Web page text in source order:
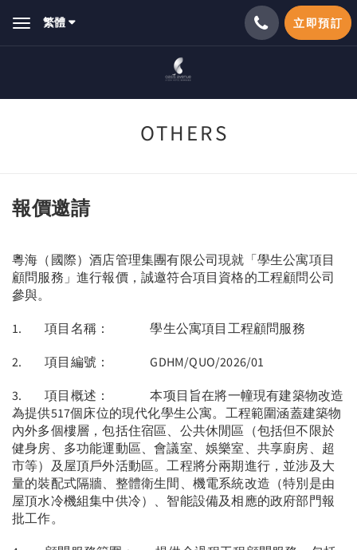
Toggle繁體 立即預訂
OTHERS
報價邀請
粵海（國際）酒店管理集團有限公司現就「學生公寓項目
顧問服務」進行報價，誠邀符合項目資格的工程顧問公司
參與。
1. 項目名稱： 學生公寓項目工程顧問服務
2. 項目編號： GDHM/QUO/2026/01
3. 項目概述： 本项目旨在將一幢現有建築物改造
為提供517個床位的現代化學生公寓。工程範圍涵蓋建築物
內外多個樓層，包括住宿區、公共休閒區（包括但不限於
健身房、多功能運動區、會議室、娛樂室、共享廚房、超
市等）及屋頂戶外活動區。工程將分兩期進行，並涉及大
量的裝配式隔牆、整體衛生間、機電系統改造（特別是由
屋頂水冷機組集中供冷）、智能設備及相應的政府部門報
批工作。